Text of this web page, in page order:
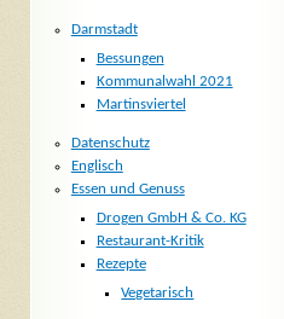
Darmstadt
Bessungen
Kommunalwahl 2021
Martinsviertel
Datenschutz
Englisch
Essen und Genuss
Drogen GmbH & Co. KG
Restaurant-Kritik
Rezepte
Vegetarisch